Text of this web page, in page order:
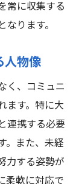
常に収集する
ります。
人物像
く、コミュニ
ます。特に大
連携する必要
。また、未経
力する姿勢が